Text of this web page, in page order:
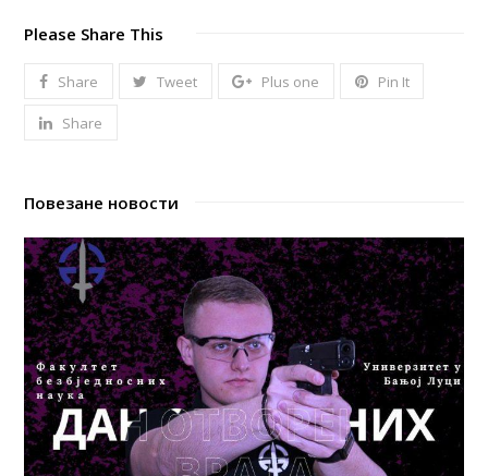
Please Share This
Share Tweet Plus one Pin It
Share
Повезане новости